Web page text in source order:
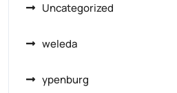
Uncategorized
weleda
ypenburg